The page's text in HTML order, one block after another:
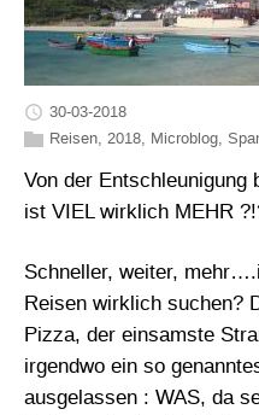
30-03-2018
Reisen, 2018, Microblog,
Von der
ist VIEL wirklich MEHR
Schneller, weiter,
Reisen wirklich suchen?
Pizza, der einsamste
irgendwo ein so
ausgelassen : WAS, da